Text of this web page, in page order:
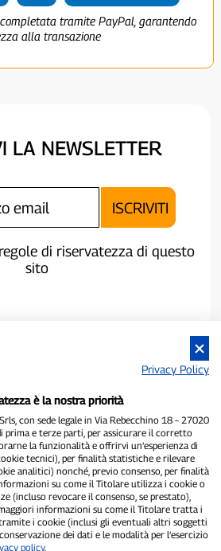
tramite PayPal, garantendo
alla transazione
LA NEWSLETTER
di riservatezza di questo
sito
Giornalistica indipendente
2021 del 1/2/2021 - Tribunale di Pavia
66communication Srls- P.IVA
02798890188
Alessandro Secchi- Vicedirettore:Federico
Benedusi
Privacy Policy
è la nostra priorità
con sede legale in Via Rebecchino 18 – 27020
prima e terze parti, per assicurare il corretto
la funzionalità e offrirvi un’esperienza di
tecnici), per finalità statistiche e rilevare
analitici) nonché, previo consenso, per finalità
su come il Titolare utilizza i cookie o
(incluso revocare il consenso, se prestato),
informazioni su come il Titolare tratta i
i cookie (inclusi gli eventuali altri soggetti
dei dati e le modalità per l’esercizio
policy.